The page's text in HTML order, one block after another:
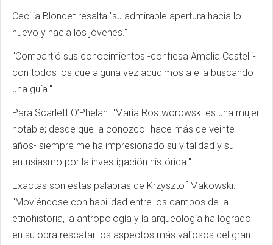
Cecilia Blondet resalta "su admirable apertura hacia lo
nuevo y hacia los jóvenes."
"Compartió sus conocimientos -confiesa Amalia Castelli-
con todos los que alguna vez acudimos a ella buscando
una guía."
Para Scarlett O’Phelan: "María Rostworowski es una mujer
notable; desde que la conozco -hace más de veinte
años- siempre me ha impresionado su vitalidad y su
entusiasmo por la investigación histórica."
Exactas son estas palabras de Krzysztof Makowski:
"Moviéndose con habilidad entre los campos de la
etnohistoria, la antropología y la arqueología ha logrado
en su obra rescatar los aspectos más valiosos del gran